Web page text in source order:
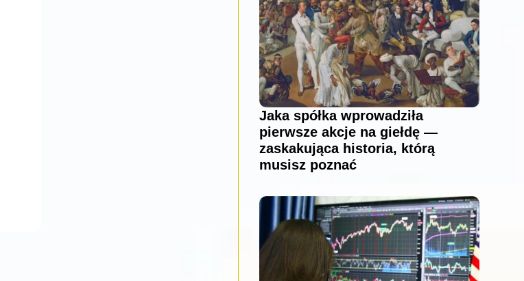
Jaka spółka wprowadziła
pierwsze akcje na giełdę —
zaskakująca historia, którą
musisz poznać